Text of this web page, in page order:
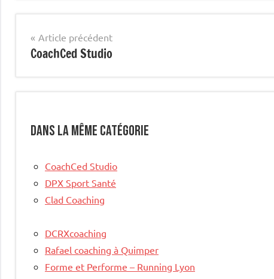
Navigation
de
l’article
Article précédent
CoachCed Studio
Dans la même catégorie
CoachCed Studio
DPX Sport Santé
Clad Coaching
DCRXcoaching
Rafael coaching à Quimper
Forme et Performe – Running Lyon